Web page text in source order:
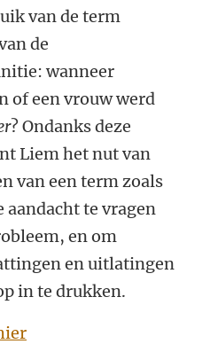
van de term
de
wanneer
of een vrouw werd
? Ondanks deze
Liem het nut van
van een term zoals
te vragen
en om
en uitlatingen
in te drukken.